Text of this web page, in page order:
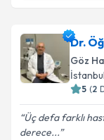
takvim
E-posta
Dr.
Göz
İstanbul
5 (2
Üç defa farklı
derece...